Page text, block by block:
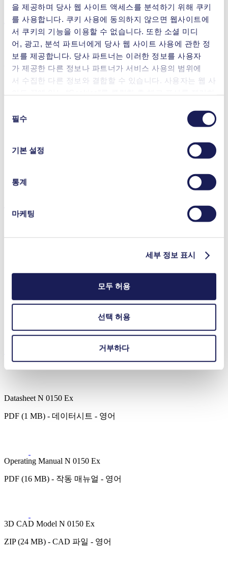
을 제공하며 당사 웹 사이트 액세스를 분석하기 위해 쿠키
를 사용합니다. 쿠키 사용에 동의하지 않으면 웹사이트에
서 쿠키의 기능을 이용할 수 없습니다. 또한 소셜 미디
어, 광고, 분석 파트너에게 당사 웹 사이트 사용에 관한 정
보를 제공합니다. 당사 파트너는 이러한 정보를 사용자
가 제공한 다른 정보나 파트너가 서비스 사용의 범위에
서 수집한 다른 정보와 결합할 수 있습니다. 사용자는 웹 사
사용 중인 쿠키와 그 목적, 법적 토대, 저장 기간 등에 관
개인정보 취급 방침]을 참조하십
필수
기본 설정
통계
마케팅
세부 정보 표시
모두 허용
선택 허용
거부하다
특성
혜택
탁월한 신뢰성
무오염 이송
높은 IP 등급
다이아프램 펌프
방폭
화학 산업
연료 전지
Datasheet N 0150 Ex
PDF (1 MB) - 데이터시트 - 영어
Operating Manual N 0150 Ex
PDF (16 MB) - 작동 매뉴얼 - 영어
3D CAD Model N 0150 Ex
ZIP (24 MB) - CAD 파일 - 영어